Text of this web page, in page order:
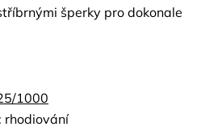
šperky pro dokonale
1000
rhodiování